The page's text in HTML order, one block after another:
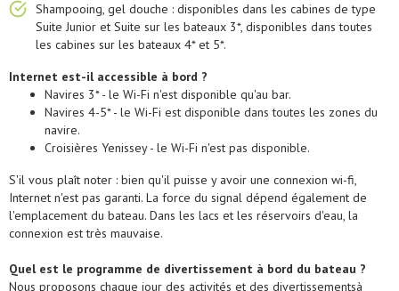
Shampooing, gel douche : disponibles dans les cabines de type
Suite Junior et Suite sur les bateaux 3*, disponibles dans toutes
les cabines sur les bateaux 4* et 5*.
Internet est-il accessible à bord ?
Navires 3* - le Wi-Fi n'est disponible qu'au bar.
Navires 4-5* - le Wi-Fi est disponible dans toutes les zones du
navire.
Croisières Yenissey - le Wi-Fi n'est pas disponible.
S'il vous plaît noter : bien qu'il puisse y avoir une connexion wi-fi,
Internet n'est pas garanti. La force du signal dépend également de
l'emplacement du bateau. Dans les lacs et les réservoirs d'eau, la
connexion est très mauvaise.
Quel est le programme de divertissement à bord du bateau ?
Nous proposons chaque jour des activités et des divertissementsà